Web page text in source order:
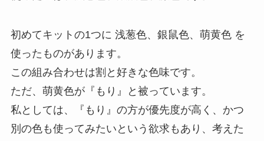
初めてキットの1つに 浅葱色、銀鼠色、萌黄色 を
使ったものがあります。
この組み合わせは割と好きな色味です。
ただ、萌黄色が『もり』と被っています。
私としては、『もり』の方が優先度が高く、かつ
別の色も使ってみたいという欲求もあり、考えた